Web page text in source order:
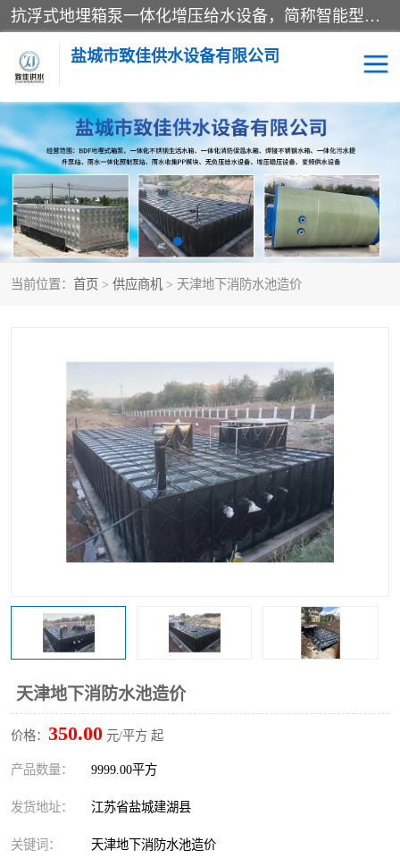
抗浮式地埋箱泵一体化增压给水设备，简称智能型泵站。它由由水泵机组、消防水箱、泵房三大部分组成，其抗浮效果好，因为设计时通过将底板与箱体联在一起，箱体重量抵消了地下水浮力。系统维护好，内部拉筋、泵站、管道，喷淋等各部运行正堂，无一损坏；结构更牢固。
盐城市致佳供水设备有限公司
当前位置： 首页 > 供应商机 > 天津地下消防水池造价
天津地下消防水池造价
价格： 350.00 元/平方 起
产品数量： 9999.00平方
发货地址： 江苏省盐城建湖县
关键词： 天津地下消防水池造价
消防一体化水箱 地埋箱泵一体化
一体化污水泵站